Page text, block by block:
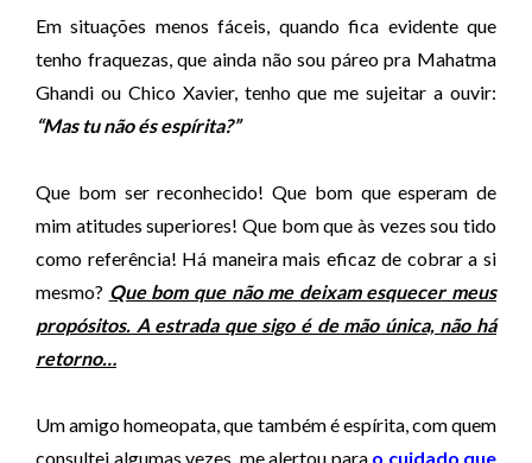
Em situações menos fáceis, quando fica evidente que
tenho fraquezas, que ainda não sou páreo pra Mahatma
Ghandi ou Chico Xavier, tenho que me sujeitar a ouvir:
“Mas tu não és espírita?”
Que bom ser reconhecido! Que bom que esperam de
mim atitudes superiores! Que bom que às vezes sou tido
como referência! Há maneira mais eficaz de cobrar a si
mesmo? Que bom que não me deixam esquecer meus
propósitos. A estrada que sigo é de mão única, não há
retorno…
Um amigo homeopata, que também é espírita, com quem
consultei algumas vezes, me alertou para o cuidado que